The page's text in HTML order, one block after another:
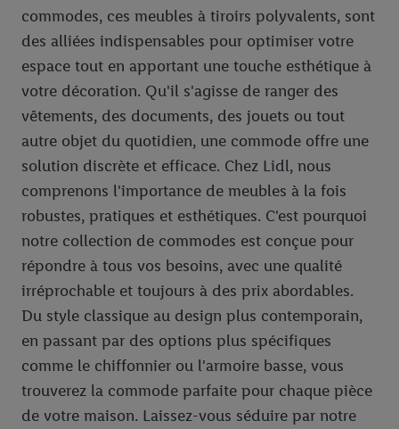
commodes, ces meubles à tiroirs polyvalents, sont
des alliées indispensables pour optimiser votre
espace tout en apportant une touche esthétique à
votre décoration. Qu'il s'agisse de ranger des
vêtements, des documents, des jouets ou tout
autre objet du quotidien, une commode offre une
solution discrète et efficace. Chez Lidl, nous
comprenons l'importance de meubles à la fois
robustes, pratiques et esthétiques. C'est pourquoi
notre collection de commodes est conçue pour
répondre à tous vos besoins, avec une qualité
irréprochable et toujours à des prix abordables.
Du style classique au design plus contemporain,
en passant par des options plus spécifiques
comme le chiffonnier ou l'armoire basse, vous
trouverez la commode parfaite pour chaque pièce
de votre maison. Laissez-vous séduire par notre